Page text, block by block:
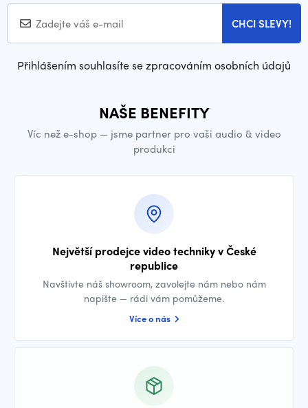
CHCI SLEVY!
Přihlášením souhlasíte se zpracováním osobních údajů
NAŠE BENEFITY
Víc než e-shop — jsme partner pro vaši audio & video
produkci
Největší prodejce video techniky v České
republice
Navštivte náš showroom, zavolejte nám nebo nám
napište — rádi vám pomůžeme.
Více o nás